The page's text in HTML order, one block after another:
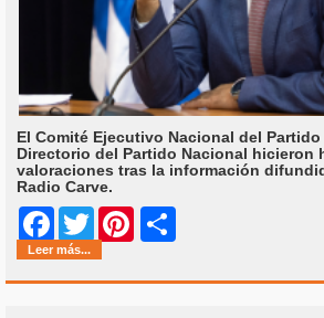
El Comité Ejecutivo Nacional del
Directorio del Partido Nacional hicieron
valoraciones tras la información
Radio Carve.
Facebook
Twitter Pinterest
Leer más...